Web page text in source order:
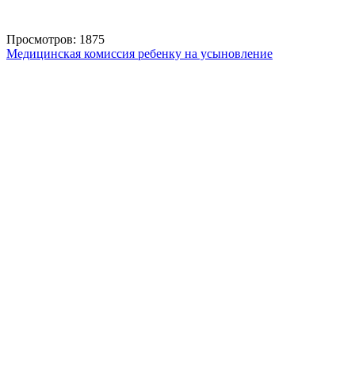
Просмотров: 1875
Медицинская комиссия ребенку на усыновление